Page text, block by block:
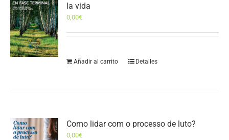
la vida
0,00€
Añadir al carrito Detalles
Como lidar com o processo de luto?
0,00€